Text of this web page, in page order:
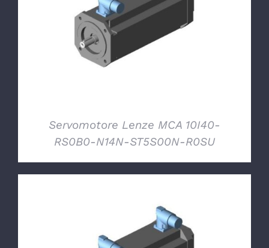
DETTAGLI
Servomotore Lenze MCA 10I40-
RS0B0-N14N-ST5S00N-R0SU